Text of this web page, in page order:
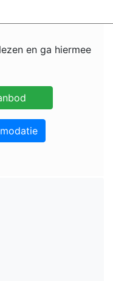
en ga hiermee